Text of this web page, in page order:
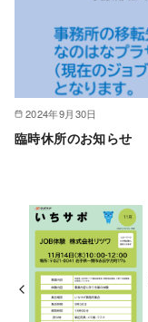
2024年9月30日
臨時休所のお知らせ